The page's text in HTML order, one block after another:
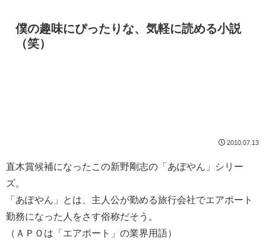
僕の趣味にぴったりな、気軽に読める小説
（笑）
2010.07.13
直木賞候補になったこの新野剛志の「あぽやん」シリー
ズ。
「あぽやん」とは、主人公が勤める旅行会社でエアポート
勤務になった人をさす俗称だそう。
（ＡＰＯは「エアポート」の業界用語）